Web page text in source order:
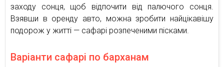
заходу сонця, щоб відпочити від палючого сонця.
Взявши в оренду авто, можна зробити найцікавішу
подорож у житті — сафарі розпеченими пісками.
Варіанти сафарі по барханам